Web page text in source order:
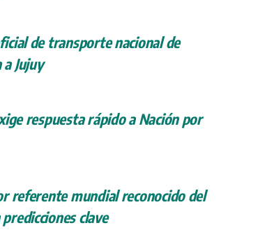
de transporte nacional de
Jujuy
respuesta rápido a Nación por
referente mundial reconocido del
clave